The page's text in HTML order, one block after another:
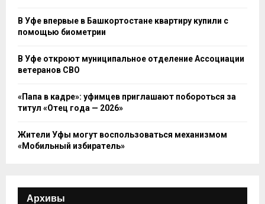
В Уфе впервые в Башкортостане квартиру купили с
помощью биометрии
В Уфе откроют муниципальное отделение Ассоциации
ветеранов СВО
«Папа в кадре»: уфимцев приглашают побороться за
титул «Отец года — 2026»
Жители Уфы могут воспользоваться механизмом
«Мобильный избиратель»
Архивы